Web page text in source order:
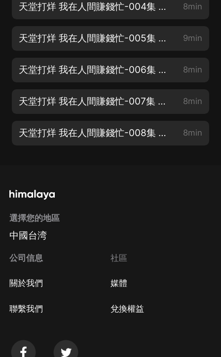
天堂打烊 我在人間賺錢忙-004集 失蹤的出租車 爆笑不停，訂閱不迷路 8min
天堂打烊 我在人間賺錢忙-005集 神仙也撕逼 爆笑不停，訂閱不迷路 9min
天堂打烊 我在人間賺錢忙-006集 撈一筆 爆笑不停，訂閱不迷路 8min
天堂打烊 我在人間賺錢忙-007集 詭異1 爆笑不停，訂閱不迷路 8min
天堂打烊 我在人間賺錢忙-008集 詭異2 爆笑不停，訂閱不迷路 8min
選擇您的地區
中國台湾
公司信息
關於我們
聯繫我們
社區
媒體
兌換權益